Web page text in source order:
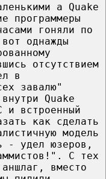
а Quake
программеры
гоняли по
однажды
отсутствием
в
завалю"
Quake
и встроенный
как сделать
модель
- удел юзеров,
С тех
вместо